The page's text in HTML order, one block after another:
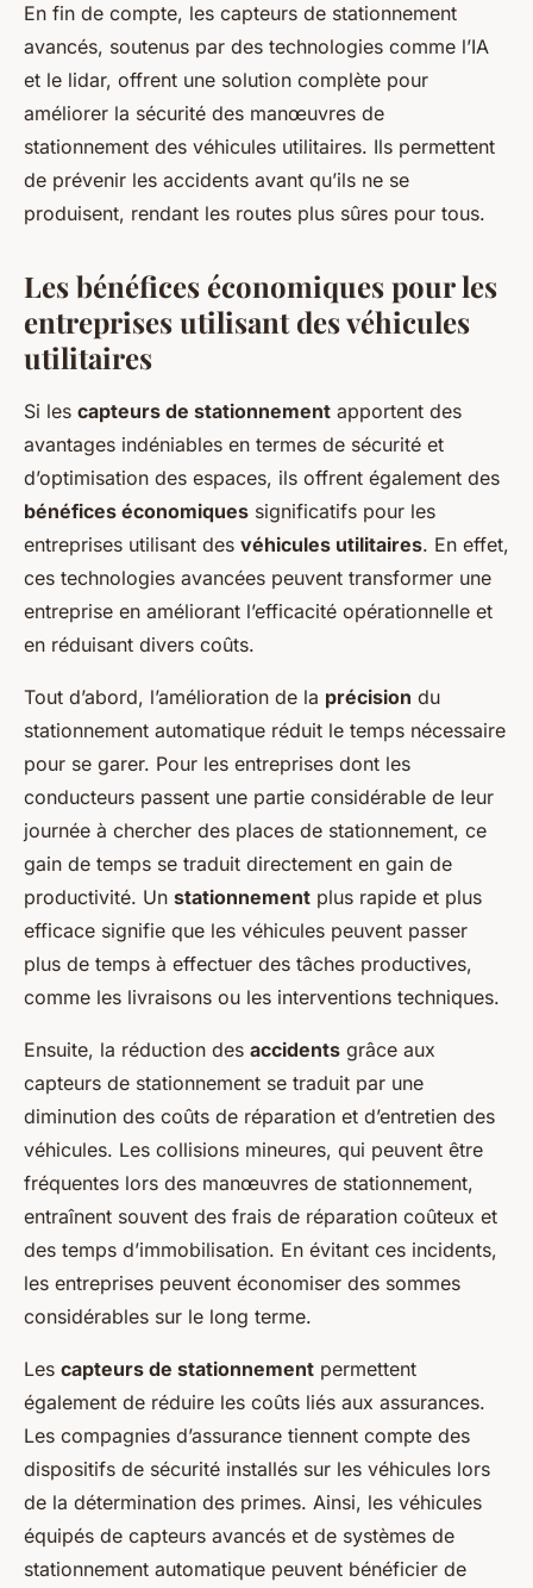
En fin de compte, les capteurs de stationnement
avancés, soutenus par des technologies comme l’IA
et le lidar, offrent une solution complète pour
améliorer la sécurité des manœuvres de
stationnement des véhicules utilitaires. Ils permettent
de prévenir les accidents avant qu’ils ne se
produisent, rendant les routes plus sûres pour tous.
Les bénéfices économiques pour les
entreprises utilisant des véhicules
utilitaires
Si les capteurs de stationnement apportent des
avantages indéniables en termes de sécurité et
d’optimisation des espaces, ils offrent également des
bénéfices économiques significatifs pour les
entreprises utilisant des véhicules utilitaires. En effet,
ces technologies avancées peuvent transformer une
entreprise en améliorant l’efficacité opérationnelle et
en réduisant divers coûts.
Tout d’abord, l’amélioration de la précision du
stationnement automatique réduit le temps nécessaire
pour se garer. Pour les entreprises dont les
conducteurs passent une partie considérable de leur
journée à chercher des places de stationnement, ce
gain de temps se traduit directement en gain de
productivité. Un stationnement plus rapide et plus
efficace signifie que les véhicules peuvent passer
plus de temps à effectuer des tâches productives,
comme les livraisons ou les interventions techniques.
Ensuite, la réduction des accidents grâce aux
capteurs de stationnement se traduit par une
diminution des coûts de réparation et d’entretien des
véhicules. Les collisions mineures, qui peuvent être
fréquentes lors des manœuvres de stationnement,
entraînent souvent des frais de réparation coûteux et
des temps d’immobilisation. En évitant ces incidents,
les entreprises peuvent économiser des sommes
considérables sur le long terme.
Les capteurs de stationnement permettent
également de réduire les coûts liés aux assurances.
Les compagnies d’assurance tiennent compte des
dispositifs de sécurité installés sur les véhicules lors
de la détermination des primes. Ainsi, les véhicules
équipés de capteurs avancés et de systèmes de
stationnement automatique peuvent bénéficier de